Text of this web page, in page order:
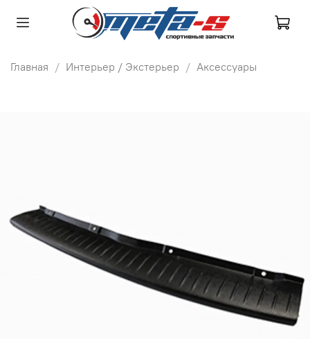
Главная Интерьер / Экстерьер Аксессуары